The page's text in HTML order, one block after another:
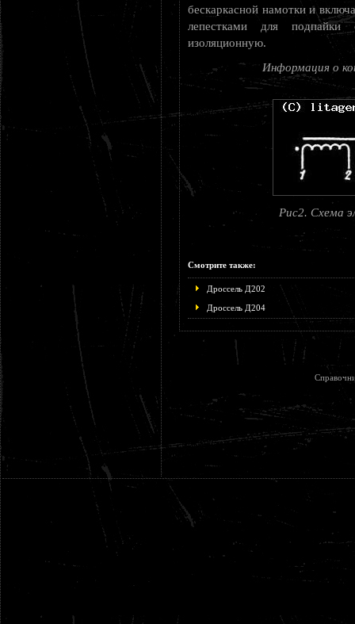
бескаркасной намотки и
лепестками для
изоляционную.
Информация о
Рис2. Схема
Смотрите также:
Дроссель Д202
Дроссель Д204